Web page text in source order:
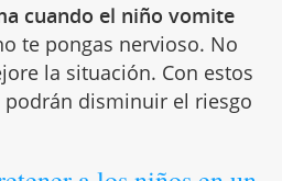
cuando el niño vomite
te pongas nervioso. No
la situación. Con estos
disminuir el riesgo